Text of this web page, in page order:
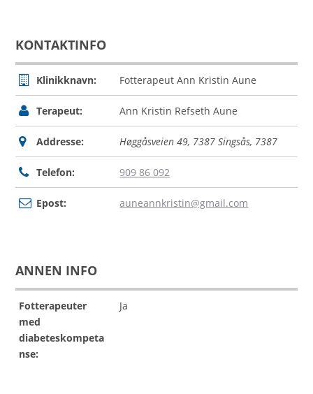
KONTAKTINFO
Klinikknavn: Fotterapeut Ann Kristin Aune
Terapeut: Ann Kristin Refseth Aune
Addresse: Høggåsveien 49, 7387 Singsås, 7387
Telefon: 909 86 092
Epost: auneannkristin@gmail.com
ANNEN INFO
Fotterapeuter
med
diabeteskompeta
nse:
Ja